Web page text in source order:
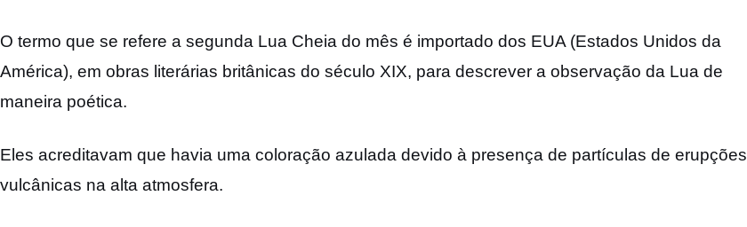
O termo que se refere a segunda Lua Cheia do mês é importado dos EUA (Estados Unidos da
América), em obras literárias britânicas do século XIX, para descrever a observação da Lua de
maneira poética.
Eles acreditavam que havia uma coloração azulada devido à presença de partículas de erupções
vulcânicas na alta atmosfera.